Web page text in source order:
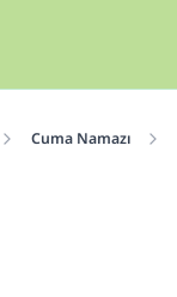
Cuma Namazı